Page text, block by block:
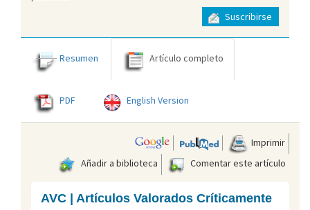
Suscribirse
Resumen Artículo completo
PDF English Version
Imprimir
Añadir a biblioteca
Comentar este artículo
AVC | Artículos Valorados Críticamente